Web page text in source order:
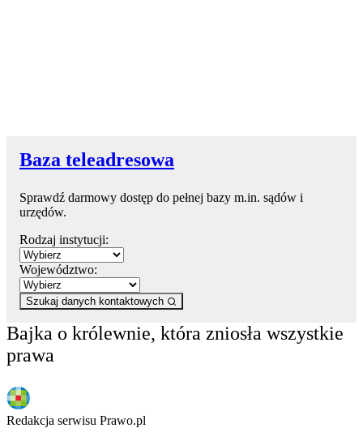
Baza teleadresowa
Sprawdź darmowy dostęp do pełnej bazy m.in. sądów i
urzędów.
Rodzaj instytucji:
Województwo:
Szukaj danych kontaktowych
Bajka o królewnie, która zniosła wszystkie
prawa
Redakcja serwisu Prawo.pl